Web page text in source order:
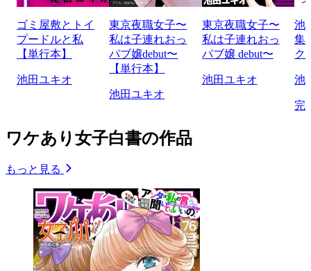
ゴミ屋敷とトイ
プードルと私
【単行本】
池田ユキオ
東京夜職女子〜
私は子連れおっ
パブ嬢debut〜
【単行本】
池田ユキオ
東京夜職女子〜
私は子連れおっ
パブ嬢 debut〜
池田ユキオ
池
集
ク
池
完
ワケあり女子白書の作品
もっと見る